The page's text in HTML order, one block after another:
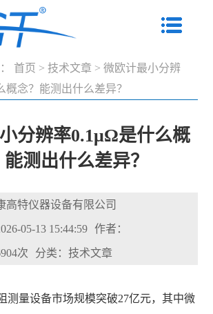
首页 > 技术文章 > 微欧计最小分辨
概念？能测出什么差异？
分辨率0.1μΩ是什么概
测出什么差异？
高特仪器设备有限公司
05-13 15:44:59 作者：
次 分类：技术文章
测量设备市场规模突破27亿元，其中微